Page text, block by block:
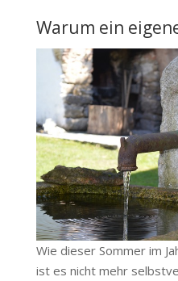
Warum ein
Wie dieser Sommer im
ist es nicht mehr